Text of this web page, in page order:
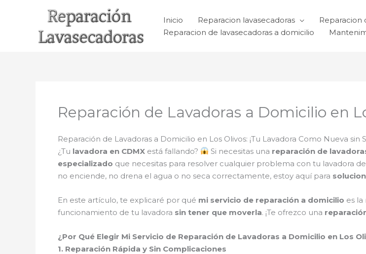
Inicio Reparacion lavasecadoras Reparacion
Reparacion de lavasecadoras a domicilio
Reparación de Lavadoras a Domicilio en
Reparación de Lavadoras a Domicilio en Los Olivos: ¡Tu Lavadora Como Nueva sin
¿Tu lavadora en CDMX está fallando? Si necesitas una reparación de
especializado que necesitas para resolver cualquier problema con tu lavadora
no enciende, no drena el agua o no seca correctamente, estoy aquí para
En este artículo, te explicaré por qué mi servicio de reparación a domicilio es
funcionamiento de tu lavadora sin tener que moverla. ¡Te ofrezco una
¿Por Qué Elegir Mi Servicio de Reparación de Lavadoras a Domicilio en Los
1. Reparación Rápida y Sin Complicaciones